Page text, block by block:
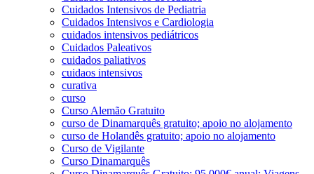
Cuidados Intensivos de Pediatria
Cuidados Intensivos e Cardiologia
cuidados intensivos pediátricos
Cuidados Paleativos
cuidados paliativos
cuidaos intensivos
curativa
curso
Curso Alemão Gratuito
curso de Dinamarquês gratuito; apoio no alojamento
curso de Holandês gratuito; apoio no alojamento
Curso de Vigilante
Curso Dinamarquês